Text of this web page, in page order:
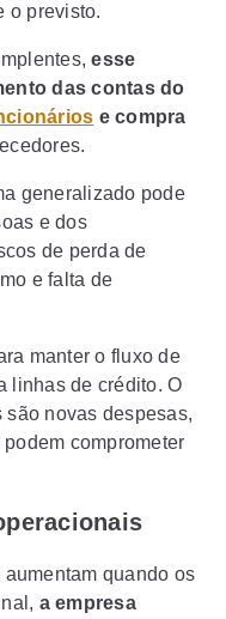
o previsto.
esse
das contas do
e compra
generalizado pode
e dos
de perda de
e falta de
manter o fluxo de
linhas de crédito. O
são novas despesas,
comprometer
quando os
a empresa